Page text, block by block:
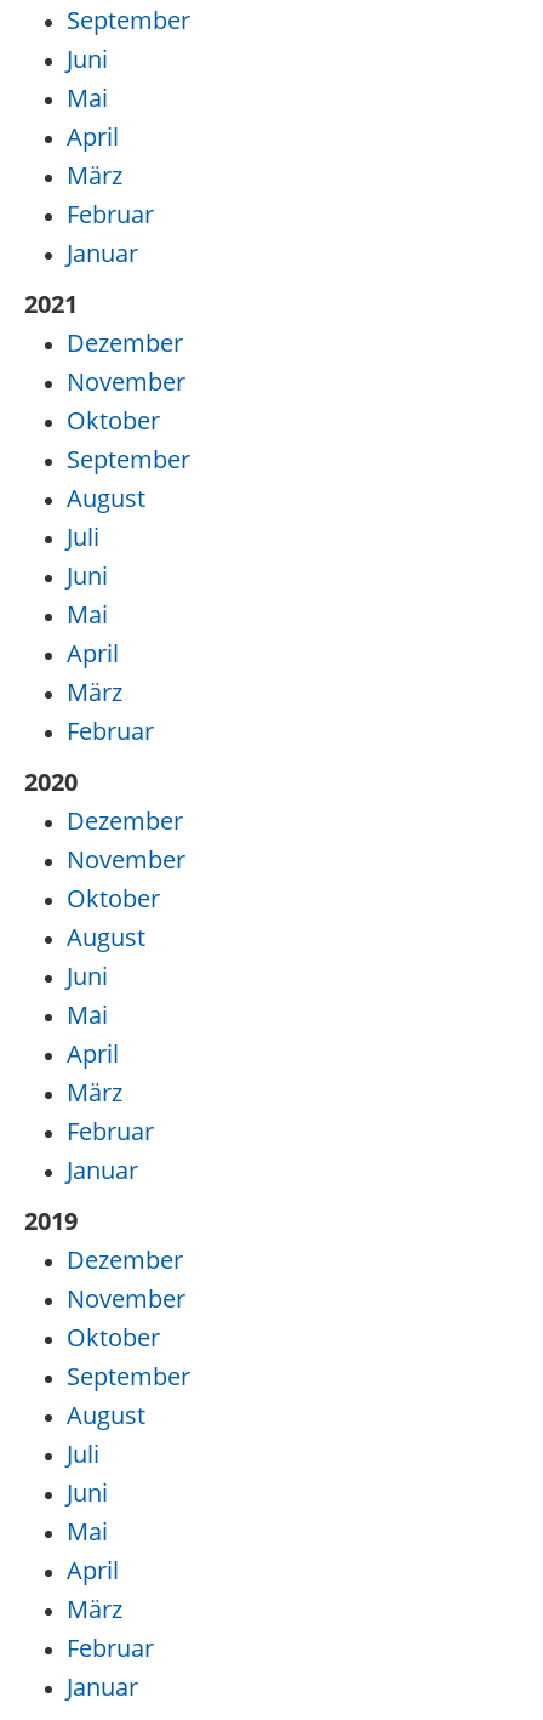
September
Juni
Mai
April
März
Februar
Januar
2021
Dezember
November
Oktober
September
August
Juli
Juni
Mai
April
März
Februar
2020
Dezember
November
Oktober
August
Juni
Mai
April
März
Februar
Januar
2019
Dezember
November
Oktober
September
August
Juli
Juni
Mai
April
März
Februar
Januar